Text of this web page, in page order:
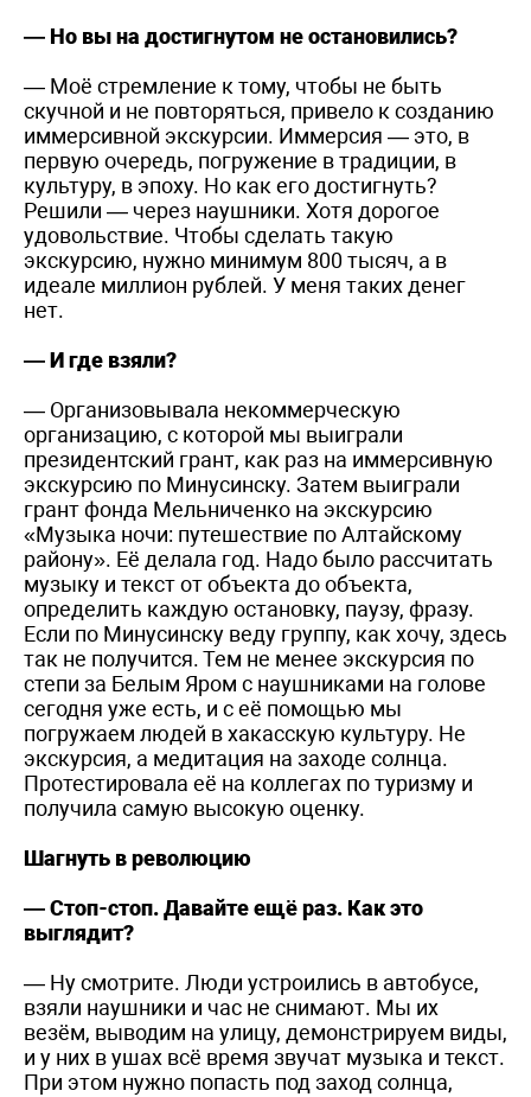
— Но вы на достигнутом не остановились?
— Моё стремление к тому, чтобы не быть
скучной и не повторяться, привело к созданию
иммерсивной экскурсии. Иммерсия — это, в
первую очередь, погружение в традиции, в
культуру, в эпоху. Но как его достигнуть?
Решили — через наушники. Хотя дорогое
удовольствие. Чтобы сделать такую
экскурсию, нужно минимум 800 тысяч, а в
идеале миллион рублей. У меня таких денег
нет.
— И где взяли?
— Организовывала некоммерческую
организацию, с которой мы выиграли
президентский грант, как раз на иммерсивную
экскурсию по Минусинску. Затем выиграли
грант фонда Мельниченко на экскурсию
«Музыка ночи: путешествие по Алтайскому
району». Её делала год. Надо было рассчитать
музыку и текст от объекта до объекта,
определить каждую остановку, паузу, фразу.
Если по Минусинску веду группу, как хочу, здесь
так не получится. Тем не менее экскурсия по
степи за Белым Яром с наушниками на голове
сегодня уже есть, и с её помощью мы
погружаем людей в хакасскую культуру. Не
экскурсия, а медитация на заходе солнца.
Протестировала её на коллегах по туризму и
получила самую высокую оценку.
Шагнуть в революцию
— Стоп-стоп. Давайте ещё раз. Как это
выглядит?
— Ну смотрите. Люди устроились в автобусе,
взяли наушники и час не снимают. Мы их
везём, выводим на улицу, демонстрируем виды,
и у них в ушах всё время звучат музыка и текст.
При этом нужно попасть под заход солнца,